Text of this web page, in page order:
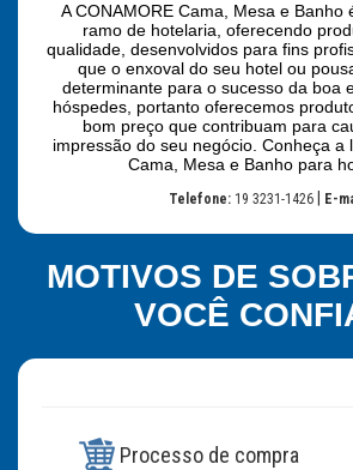
A CONAMORE Cama, Mesa e Banho
ramo de hotelaria, oferecendo
qualidade, desenvolvidos para fins
que o enxoval do seu hotel ou
determinante para o sucesso da boa
hóspedes, portanto oferecemos
bom preço que contribuam para
impressão do seu negócio. Conheça a
Cama, Mesa e Banho para
Telefone: 19 3231-1426 E-
MOTIVOS DE
VOCÊ
Processo de compra